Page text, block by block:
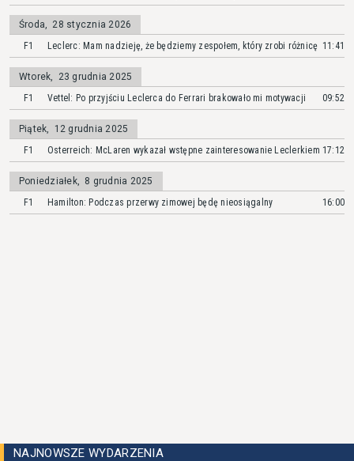
Środa, 28 stycznia 2026
F1
Leclerc: Mam nadzieję, że będziemy zespołem, który zrobi różnicę 11:41
Wtorek,
23 grudnia 2025
F1
Vettel: Po przyjściu Leclerca do Ferrari brakowało mi motywacji 09:52
Piątek,
12 grudnia 2025
F1
Osterreich: McLaren wykazał wstępne zainteresowanie Leclerkiem 17:12
Poniedziałek, 8 grudnia 2025
F1
Hamilton: Podczas przerwy zimowej będę nieosiągalny 16:00
NAJNOWSZE WYDARZENIA